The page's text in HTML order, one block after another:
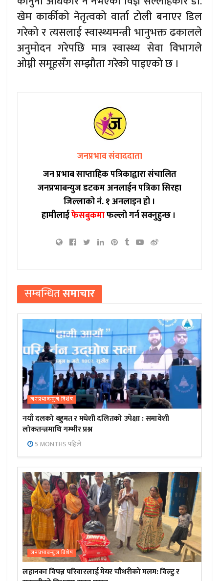
खेम कार्कीको नेतृत्वको वार्ता टोली बनाएर डिल
गरेको र त्यसलाई स्वास्थ्यमन्त्री भानुभक्त ढकालले
अनुमोदन गरेपछि मात्र स्वास्थ्य सेवा विभागले
ओम्नी समूहसँग सम्झौता गरेको पाइएको छ ।
जनप्रभाव संवाददाता
जन प्रभाब साप्ताहिक पत्रिकाद्वारा संचालित
जनप्रभाबन्युज डटकम अनलाईन पत्रिका सिरहा
जिल्लाको नं. १ अनलाइन हो ।
हामीलाईफेसबुकमाफल्लो गर्न सक्नुहुन्छ ।
सम्बन्धितसमाचार
जनप्रभाबन्युज विशेष
नयाँ दलको बहुमत र मधेशी दलितको उपेक्षा : समावेशी
लोकतन्त्रमाथि गम्भीर प्रश्न
5 MONTHS पहिले
जनप्रभाबन्युज विशेष
लहानका विपन्न परिवारलाई मेयर चौधरीको मलम: विल्टु र